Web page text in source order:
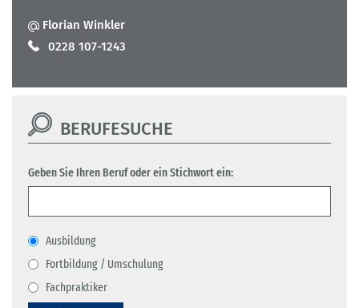
Florian Winkler
0228 107-1243
BERUFESUCHE
Geben Sie Ihren Beruf oder ein Stichwort ein:
Ausbildung
Fortbildung / Umschulung
Fachpraktiker